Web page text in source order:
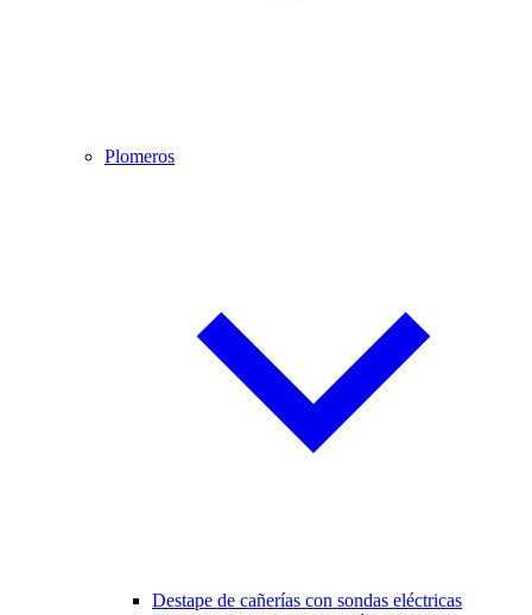
Plomeros
Destape de cañerías con sondas eléctricas